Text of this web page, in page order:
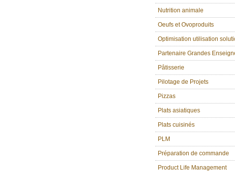
Nutrition animale
Oeufs et Ovoproduits
Optimisation utilisation
Partenaire Grandes
Pâtisserie
Pilotage de Projets
Pizzas
Plats asiatiques
Plats cuisinés
PLM
Préparation de commande
Product Life Management